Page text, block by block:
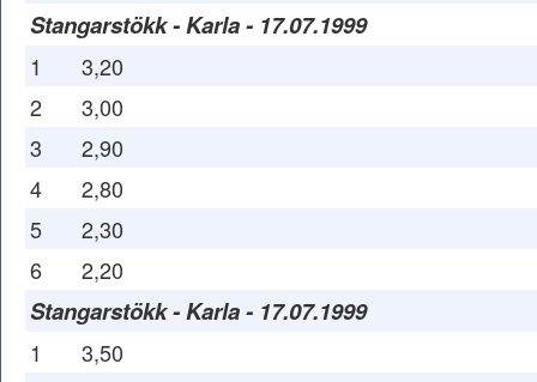
Stangarstökk - Karla - 17.07.1999
1
3,20
2
3,00
3
2,90
4
2,80
5
2,30
6
2,20
Stangarstökk - Karla - 17.07.1999
1 3,50